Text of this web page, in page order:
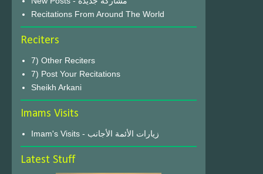
Recitations From Around The World
Reciters
7) Other Reciters
7) Post Your Recitations
Sheikh Arkani
Imams Visits
Imam's Visits - زيارات الأئمة الأجانب
Latest Stuff